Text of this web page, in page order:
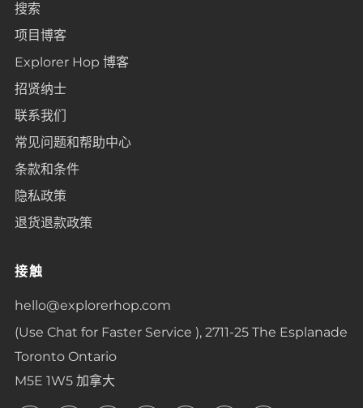
搜索
项目博客
Explorer Hop 博客
招贤纳士
联系我们
常见问题和帮助中心
条款和条件
隐私政策
退货退款政策
接触
hello@explorerhop.com
(Use Chat for Faster Service ), 2711-25 The Esplanade
Toronto Ontario
M5E 1W5 加拿大